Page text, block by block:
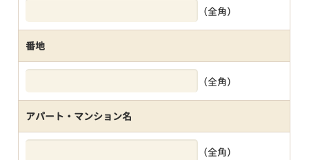
（全角）
番地
（全角）
アパート・マンション名
（全角）